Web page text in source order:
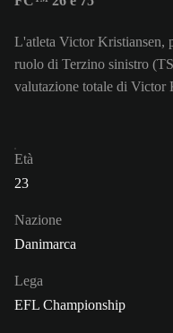
L'atleta Victor Kristiansen,
ruolo di Terzino sinistro
valutazione totale di Victor
Età
23
Nazione
Danimarca
Lega
EFL Championship